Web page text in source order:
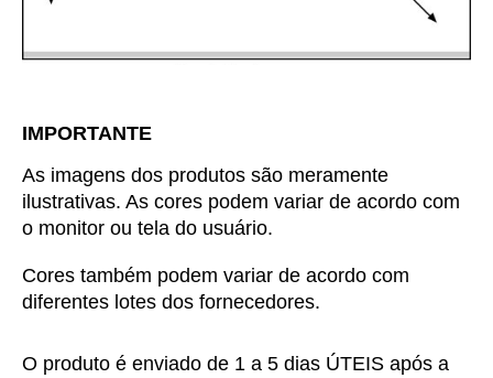
IMPORTANTE
As imagens dos produtos são meramente
ilustrativas. As cores podem variar de acordo com
o monitor ou tela do usuário.
Cores também podem variar de acordo com
diferentes lotes dos fornecedores.
O produto é enviado de 1 a 5 dias ÚTEIS após a